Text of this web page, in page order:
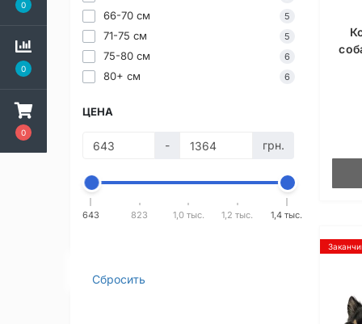
0
0
0
66-70 см 5
71-75 см 5
75-80 см 6
80+ см 6
ЦЕНА
- грн.
643 823 1,0 тыс. 1,2 тыс. 1,4 тыс.
Сбросить